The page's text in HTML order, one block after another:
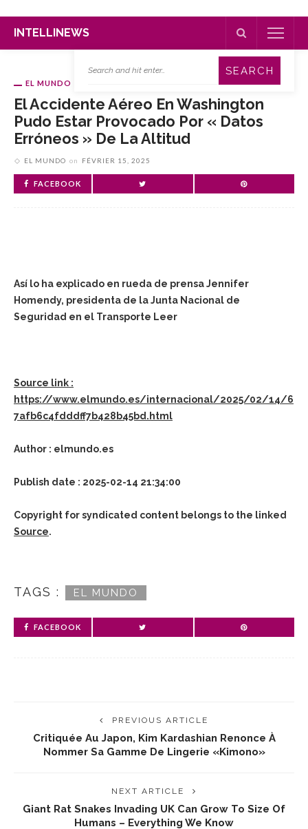
INTELLINEWS
EL MUNDO
El Accidente Aéreo En Washington
Pudo Estar Provocado Por « Datos
Erróneos » De La Altitud
EL MUNDO on FÉVRIER 15, 2025
FACEBOOK
Así lo ha explicado en rueda de prensa Jennifer
Homendy, presidenta de la Junta Nacional de
Seguridad en el Transporte Leer
Source link :
https://www.elmundo.es/internacional/2025/02/14/6
7afb6c4fdddff7b428b45bd.html
Author : elmundo.es
Publish date : 2025-02-14 21:34:00
Copyright for syndicated content belongs to the linked
Source.
TAGS : EL MUNDO
FACEBOOK
PREVIOUS ARTICLE
Critiquée Au Japon, Kim Kardashian Renonce À
Nommer Sa Gamme De Lingerie «Kimono»
NEXT ARTICLE
Giant Rat Snakes Invading UK Can Grow To Size Of
Humans – Everything We Know